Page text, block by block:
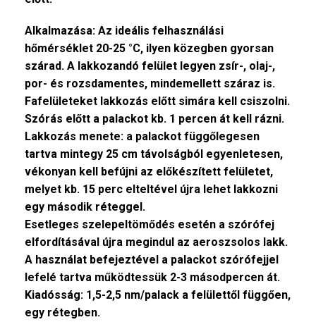
Alkalmazása: Az ideális felhasználási
hőmérséklet 20-25 °C, ilyen közegben gyorsan
szárad. A lakkozandó felület legyen zsír-, olaj-,
por- és rozsdamentes, mindemellett száraz is.
Fafelületeket lakkozás előtt simára kell csiszolni.
Szórás előtt a palackot kb. 1 percen át kell rázni.
Lakkozás menete: a palackot függőlegesen
tartva mintegy 25 cm távolságból egyenletesen,
vékonyan kell befújni az előkészített felületet,
melyet kb. 15 perc elteltével újra lehet lakkozni
egy második réteggel.
Esetleges szelepeltömődés esetén a szórófej
elfordításával újra megindul az aeroszsolos lakk.
A használat befejeztével a palackot szórófejjel
lefelé tartva működtessük 2-3 másodpercen át.
Kiadósság: 1,5-2,5 nm/palack a felülettől függően,
egy rétegben.